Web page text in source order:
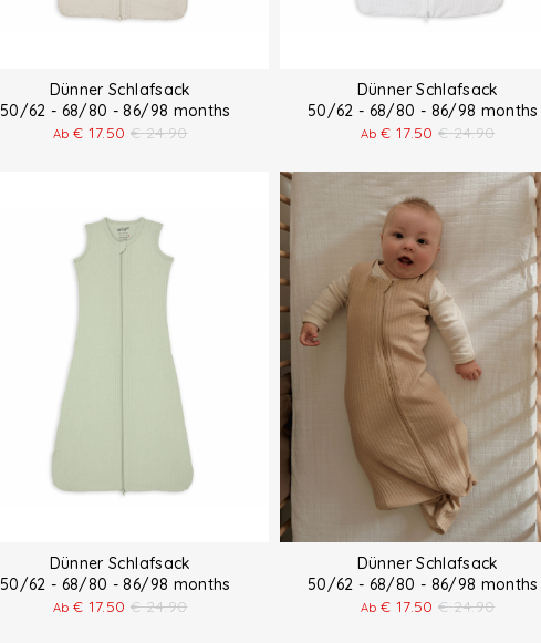
Dünner Schlafsack
50/62 - 68/80 - 86/98 months
Ab€ 17.50 € 24.90
Dünner Schlafsack
50/62 - 68/80 - 86/98 months
Ab€ 17.50 € 24.90
Dünner Schlafsack
50/62 - 68/80 - 86/98 months
Ab€ 17.50 € 24.90
Dünner Schlafsack
50/62 - 68/80 - 86/98 months
Ab€ 17.50 € 24.90